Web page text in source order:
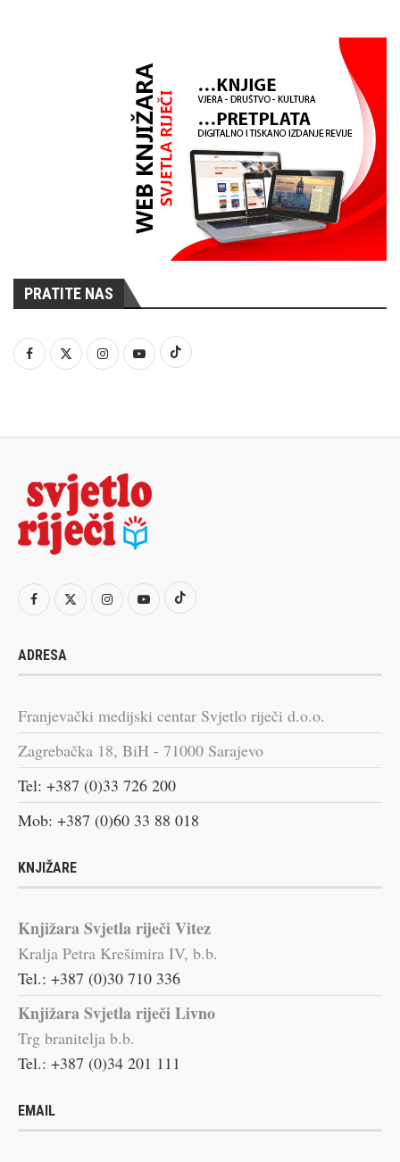
PRATITE NAS
ADRESA
Franjevački medijski centar Svjetlo riječi d.o.o.
Zagrebačka 18, BiH - 71000 Sarajevo
Tel: +387 (0)33 726 200
Mob: +387 (0)60 33 88 018
KNJIŽARE
Knjižara Svjetla riječi Vitez
Kralja Petra Krešimira IV, b.b.
Tel.: +387 (0)30 710 336
Knjižara Svjetla riječi Livno
Trg branitelja b.b.
Tel.: +387 (0)34 201 111
EMAIL